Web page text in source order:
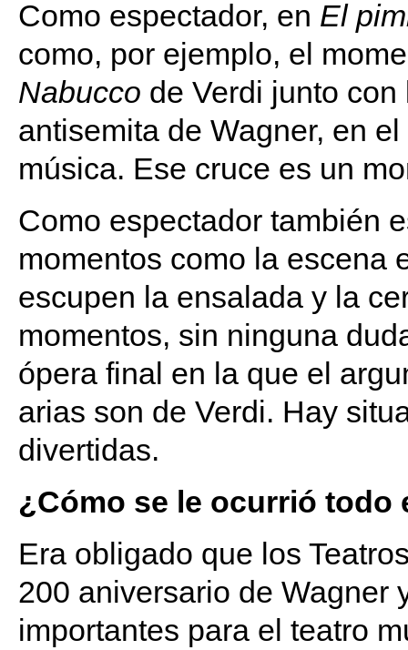
Como espectador, en El
como, por ejemplo, el
Nabucco de Verdi junto
antisemita de Wagner, en
música. Ese cruce es un
Como espectador también
momentos como la escena
escupen la ensalada y la
momentos, sin ninguna
ópera final en la que el
arias son de Verdi. Hay
divertidas.
¿Cómo se le ocurrió todo
Era obligado que los
200 aniversario de Wagner
importantes para el teatro